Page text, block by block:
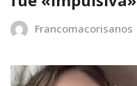
Francomacorisanos